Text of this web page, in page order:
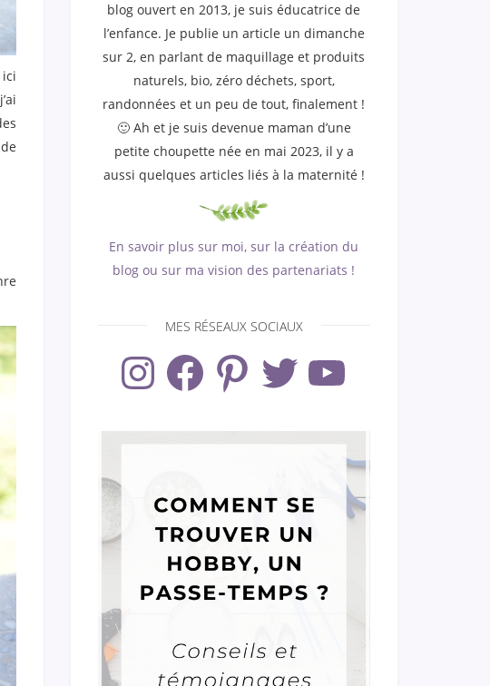
blog ouvert en 2013, je suis éducatrice de
l’enfance. Je publie un article un dimanche
sur 2, en parlant de maquillage et produits
naturels, bio, zéro déchets, sport,
randonnées et un peu de tout, finalement !
🙂 Ah et je suis devenue maman d’une
petite choupette née en mai 2023, il y a
aussi quelques articles liés à la maternité !
En savoir plus sur moi, sur la création du
blog ou sur ma vision des partenariats !
MES RÉSEAUX SOCIAUX
InstagramFacebook PinterestTwitter YouTube